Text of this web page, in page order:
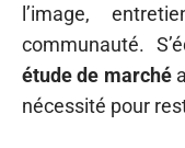
l’image,
communauté.
étude de marché
nécessité pour